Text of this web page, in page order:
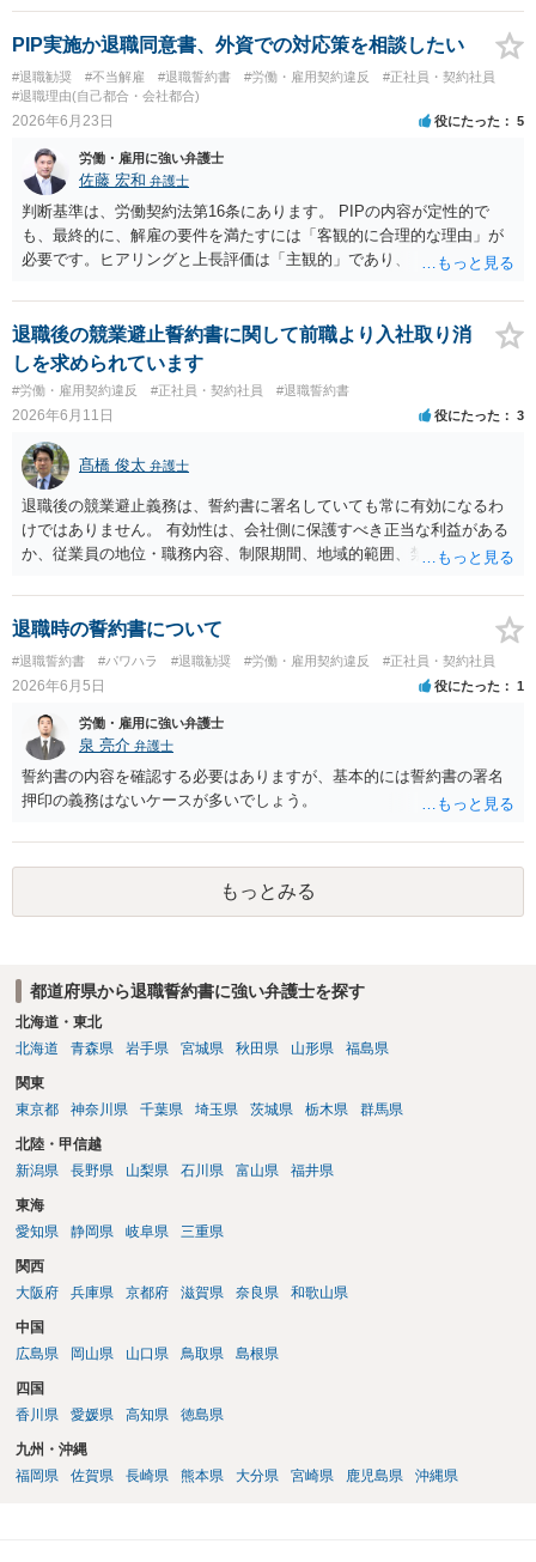
構成しないように思われます。 ましてや、今回は一般論として自己が
業務の中で知った内容・秘密に触れずに要望を出すということであれ
PIP実施か退職同意書、外資での対応策を相談したい
#退職勧奨 #不当解雇 #退職誓約書 #労働・雇用契約違反
#正社員・契約社員
#退職理由(自己都合・会社都合)
2026年6月23日 役にたった 5
労働・雇用に強い弁護士
佐藤 宏和 弁護士
判断基準は、労働契約法第16条にあります。 PIPの内容が定性的で
も、最終的に、解雇の要件を満たすには「客観的に合理的な理由」が
必要です。ヒアリングと上長評価は「主観的」であり、「客観的に合
利に使うのは難しいです。ですから、これを達成しなければ退職す
る、賃金減額を受け入れる、などの条件が自動的に発動されるもので
ない限り、PIPの定性評価が即解雇につながる可能性は高くなく、今回
のPIP自体をさほど恐れる必要はないと思います。 外資系企業は、PIP
をやれば退職させられると考えているケースが多いですが、PIPをやっ
ても、やらなくても、結局は労働契約法第16条の要件を満たさない限
り解雇はできないので、PIPは説得材料に用いられるにすぎず、結局は
パッケージの額と労働者の退職意思で決まるのです。IBM事件、ブル
ームバーグ事件など、有名な外資系企業での解雇事件の裁判例で、PIP
後の解雇が無効とされた例は珍しくありません。 他方、期限までにパ
ッケージを受け入れないと内容がダウンするというのは、会社側が一
般的に使うロジックです。そうしないと労働者側がいつまでも受諾を
延期しかねないからです。しかし、会社側はパッケージの金額を下げ
れば労働者が退職を拒む方向に働き、雇用継続しなければいけなくな
るので、ダウンするというロジックを本音ではなく駆け引きで使用し
ている可能性が高いです。４か月というのは、一般的な初回提示とし
ては低すぎず、高すぎずという水準ですので、本音ではこれで最終決
着したいと考えている可能性が高いと思います。 ではどうすればいい
かというと、過去のパフォーマンスに関連する資料を労働事件に通じ
た弁護士に大急ぎで評価してもらい、仮に労働審判に持ち込んだ場合
にパッケージがどの程度になるかを見積もってもらうことです。 十分
な資料を提供すれば、①過去のパフォーマンスがかなり悪いので４か
るが、解雇が妥当と言うレベルとは言えないから、交渉次第で若干の
増額余地がある、の３つのどれに当たるかは判断可能かと思います。
退職後の競業避止誓約書に関して前職より入社取り消
しを求められています
#労働・雇用契約違反 #正社員・契約社員 #退職誓約書
2026年6月11日 役にたった 3
髙橋 俊太 弁護士
退職後の競業避止義務は、誓約書に署名していても常に有効になるわ
けではありません。 有効性は、会社側に保護すべき正当な利益がある
か、従業員の地位・職務内容、制限期間、地域的範囲、禁止される業
ご記載の限りでは、「退職後２年間」「同種企業への就職禁止」「代
償措置なし」「地域制限なし」「同種企業の定義も不明確」という内
容ですので、かなり広範な制限に見え、有効性には相当程度争う余地
があると思います。特に、一般従業員について、転職先での職務内容
を問わず同種企業への就職を一律に禁止するような条項であれば、職
業選択の自由を不当に制限するものとして問題になり得ます。もっと
も、実際の判断は、前職での地位、営業秘密・重要顧客情報・価格情
報等へのアクセスの有無、転職先でそれらを利用する危険性、前職と
転職先の競合性、転職先での具体的業務内容によって変わります。入
社予定先での業務が前職と異なることや、前職の顧客を奪取する内容
ではないことは、有利な事情になり得ます。 返信については、感情的
に反論したり「誓約書は無効」と断定したりするよりも、まずは、前
職側がどの条項に基づき、どの点を競業避止義務違反と考えているの
か、具体的な理由を確認する内容にとどめるのが無難です。また、前
社後の職務内容が前職と異なることなどを、必要に応じて冷静に伝え
り、前職側の主張を認めるような表現は避けるべきででしょう。
退職時の誓約書について
#退職誓約書 #パワハラ #退職勧奨 #労働・雇用契約違反 #正社員・契約社員
2026年6月5日 役にたった 1
労働・雇用に強い弁護士
泉 亮介 弁護士
誓約書の内容を確認する必要はありますが、基本的には誓約書の署名
押印の義務はないケースが多いでしょう。
もっとみる
都道府県から退職誓約書に強い弁護士を探す
北海道・東北
北海道
青森県 岩手県 宮城県 秋田県 山形県 福島県
関東
東京都
神奈川県 千葉県 埼玉県 茨城県 栃木県 群馬県
北陸・甲信越
新潟県
長野県 山梨県 石川県 富山県 福井県
東海
愛知県
静岡県 岐阜県 三重県
関西
大阪府
兵庫県 京都府 滋賀県 奈良県 和歌山県
中国
広島県
岡山県 山口県 鳥取県 島根県
四国
香川県
愛媛県 高知県 徳島県
九州・沖縄
福岡県
佐賀県 長崎県 熊本県 大分県 宮崎県 鹿児島県 沖縄県